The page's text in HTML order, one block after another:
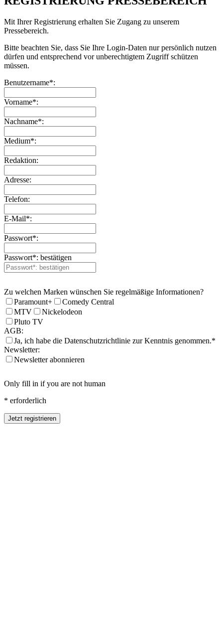
Mit Ihrer Registrierung erhalten Sie Zugang zu unserem
Pressebereich.
Bitte beachten Sie, dass Sie Ihre Login-Daten nur persönlich nutzen
dürfen und entsprechend vor unberechtigtem Zugriff schützen
müssen.
Benutzername*:
Vorname*:
Nachname*:
Medium*:
Redaktion:
Adresse:
Telefon:
E-Mail*:
Passwort*:
Passwort*: bestätigen
Zu welchen Marken wünschen Sie regelmäßige Informationen?
Paramount+
Comedy Central
MTV
Nickelodeon
Pluto TV
AGB:
Ja, ich habe die Datenschutzrichtlinie zur Kenntnis genommen.*
Newsletter:
Newsletter abonnieren
Only fill in if you are not human
* erforderlich